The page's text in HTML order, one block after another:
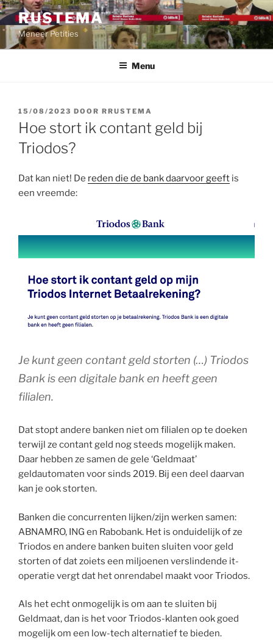
Ga
naar
inhoud
RUSTEMA
Meneer Petities
Menu
GEPLAATST
OP
15/08/2023 DOOR RRUSTEMA
Hoe stort ik contant geld bij
Triodos?
Dat kan niet! De reden die de bank daarvoor geeft is
een vreemde:
Je kunt geen contant geld storten (…) Triodos
Bank is een digitale bank en heeft geen
filialen.
Dat stopt andere banken niet om filialen op te doeken
terwijl ze contant geld nog steeds mogelijk maken.
Daar hebben ze samen de gele ‘Geldmaat’
geldautomaten voor sinds 2019. Bij een deel daarvan
kan je ook storten.
Banken die concurrenten lijken/zijn werken samen:
ABNAMRO, ING en Rabobank. Het is onduidelijk of ze
Triodos en andere banken buiten sluiten voor geld
storten of dat zoiets een miljoenen verslindende it-
operatie vergt dat het onrendabel maakt voor Triodos.
Als het echt onmogelijk is om aan te sluiten bij
Geldmaat, dan is het voor Triodos-klanten ook goed
mogelijk om een low-tech alternatief te bieden.